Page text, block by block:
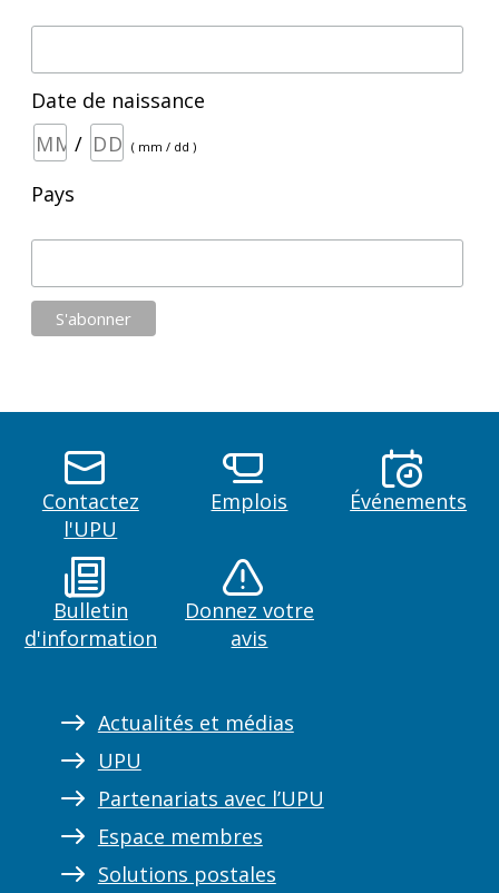
Date de naissance
/
( mm / dd )
Pays
Contactez
l'UPU
Emplois Événements
Bulletin
d'information
Donnez votre
avis
Actualités et médias
UPU
Partenariats avec l’UPU
Espace membres
Solutions postales